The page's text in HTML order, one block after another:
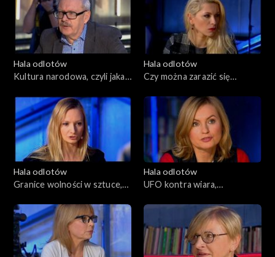
Hala odlotów
Kultura narodowa, czyli jaka?,
Hala odlotów
Czy można zarazić się
Hala odlotów
Granice wolności w sztuce,
Hala odlotów
UFO kontra wiara,